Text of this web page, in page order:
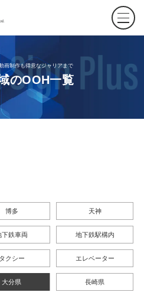
画制作も得意なジャリアまで
のOOH一覧
博多 天神
下鉄車両 地下鉄駅構内
タクシー エレベーター
大分県 長崎県